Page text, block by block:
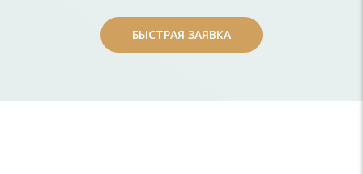
БЫСТРАЯ ЗАЯВКА
БЫСТРАЯ ЗАЯВКА